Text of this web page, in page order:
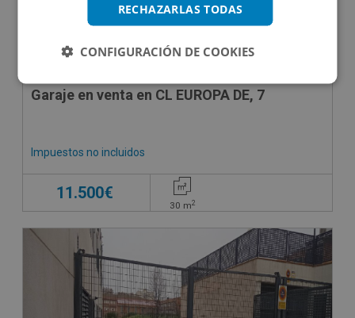
Garaje en venta en CL EUROPA DE, 7
Impuestos no incluidos
11.500€
30 m2
RECHAZARLAS TODAS
CONFIGURACIÓN DE COOKIES